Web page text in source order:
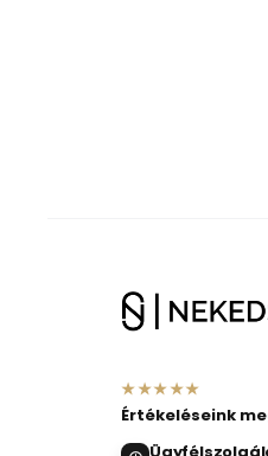
★★★★★
Értékeléseink